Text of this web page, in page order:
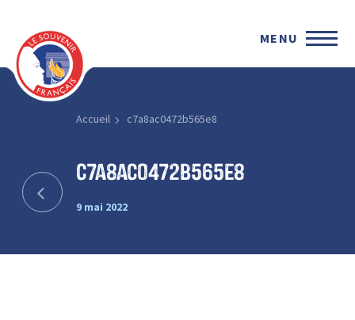
MENU
Accueil c7a8ac0472b565e8
c7a8ac0472b565e8
9 mai 2022